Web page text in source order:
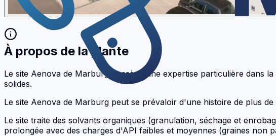
À propos de la plante
Le site Aenova de Marburg possède une expertise particulière dans
solides.
Le site Aenova de Marburg peut se prévaloir d'une histoire de plus
Le site traite des solvants organiques (granulation, séchage et
prolongée avec des charges d'API faibles et moyennes (graines non